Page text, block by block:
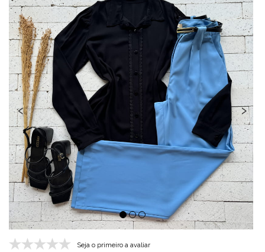
‹ ›
Seja o primeiro a avaliar